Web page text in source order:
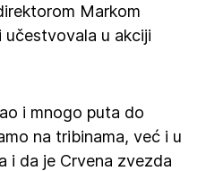
Markom
učestvovala u akciji
i mnogo puta do
na tribinama, već i u
i da je Crvena zvezda